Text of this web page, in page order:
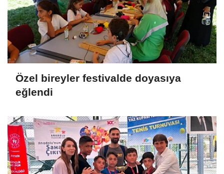
Özel bireyler festivalde doyasıya
eğlendi